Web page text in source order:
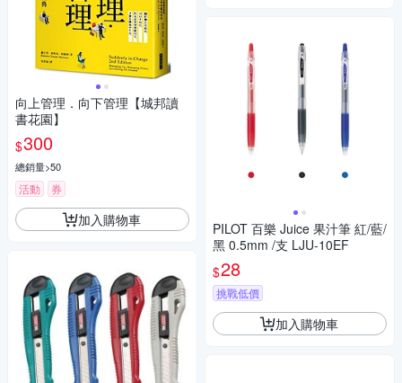
向上管理．向下管理【城邦讀
書花園】
$300
總銷量>50
活動 券
加入購物車
PILOT 百樂 Juice 果汁筆 紅/藍/
黑 0.5mm /支 LJU-10EF
$28
挑戰低價
加入購物車